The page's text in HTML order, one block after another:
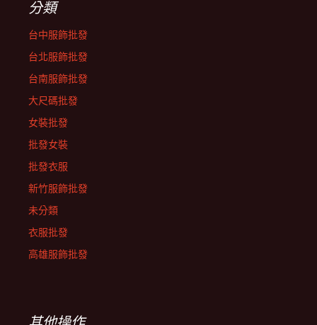
分類
台中服飾批發
台北服飾批發
台南服飾批發
大尺碼批發
女裝批發
批發女裝
批發衣服
新竹服飾批發
未分類
衣服批發
高雄服飾批發